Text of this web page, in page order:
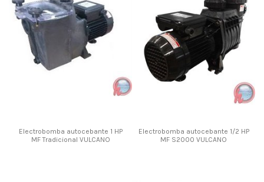
Electrobomba autocebante 1 HP
MF Tradicional VULCANO
Electrobomba autocebante 1/2 HP
MF S2000 VULCANO